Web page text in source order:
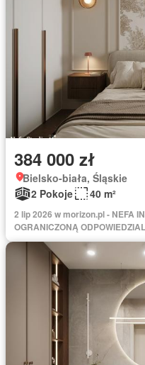
384 000 zł
Bielsko-biała, Śląskie
2 Pokoje
40 m²
2 lip 2026 w morizon.pl - NEFA
OGRANICZONĄ